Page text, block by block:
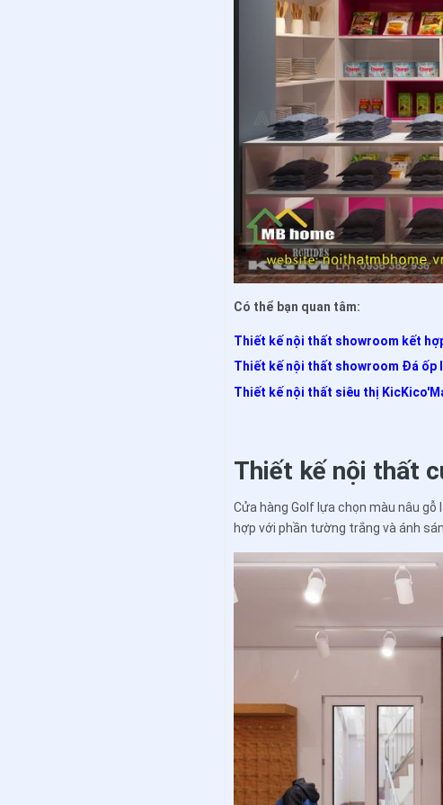
Có thể bạn quan tâm:
Thiết kế nội thất showroom kết
Thiết kế nội thất showroom Đá ốp
Thiết kế nội thất siêu thị
Thiết kế nội thất
Cửa hàng Golf lựa chọn màu nâu
hợp với phần tường trắng và ánh